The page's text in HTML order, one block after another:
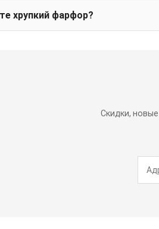
хрупкий фарфор?
Скидки,